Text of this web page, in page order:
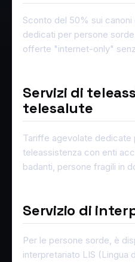
Sconto del 50% sui canoni
dedicati per persone
offerte "internet-only"
Servizi di
telesalute
Tariffe agevolate dedicate
teleassistenza con enti
badanti, persone fragili in
Servizio di
Per le persone sorde, è
interpretariato LIS (Lingua